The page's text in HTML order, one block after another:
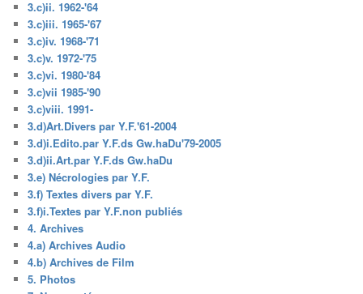
3.c)ii. 1962-'64
3.c)iii. 1965-'67
3.c)iv. 1968-'71
3.c)v. 1972-'75
3.c)vi. 1980-'84
3.c)vii 1985-'90
3.c)viii. 1991-
3.d)Art.Divers par Y.F.'61-2004
3.d)i.Edito.par Y.F.ds Gw.haDu'79-2005
3.d)ii.Art.par Y.F.ds Gw.haDu
3.e) Nécrologies par Y.F.
3.f) Textes divers par Y.F.
3.f)i.Textes par Y.F.non publiés
4. Archives
4.a) Archives Audio
4.b) Archives de Film
5. Photos